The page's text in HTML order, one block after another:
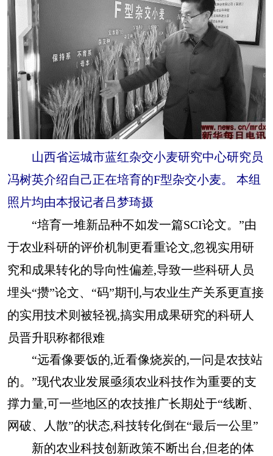
山西省运城市蓝红杂交小麦研究中心研究员
冯树英介绍自己正在培育的F型杂交小麦。 本组
照片均由本报记者吕梦琦摄
“培育一堆新品种不如发一篇SCI论文。”由
于农业科研的评价机制更看重论文,忽视实用研
究和成果转化的导向性偏差,导致一些科研人员
埋头“攒”论文、“码”期刊,与农业生产关系更直接
的实用技术则被轻视,搞实用成果研究的科研人
员晋升职称都很难
“远看像要饭的,近看像烧炭的,一问是农技站
的。”现代农业发展亟须农业科技作为重要的支
撑力量,可一些地区的农技推广长期处于“线断、
网破、人散”的状态,科技转化倒在“最后一公里”
新的农业科技创新政策不断出台,但老的体